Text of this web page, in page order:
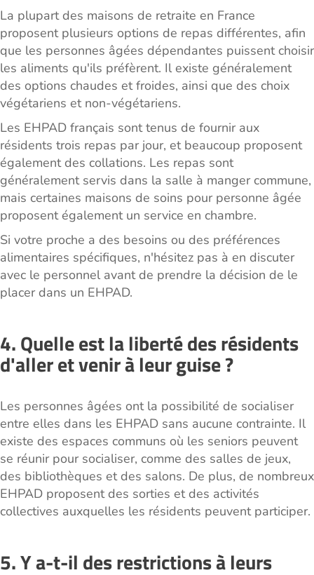
La plupart des maisons de retraite en France
proposent plusieurs options de repas différentes, afin
que les personnes âgées dépendantes puissent choisir
les aliments qu'ils préfèrent. Il existe généralement
des options chaudes et froides, ainsi que des choix
végétariens et non-végétariens.
Les EHPAD français sont tenus de fournir aux
résidents trois repas par jour, et beaucoup proposent
également des collations. Les repas sont
généralement servis dans la salle à manger commune,
mais certaines maisons de soins pour personne âgée
proposent également un service en chambre.
Si votre proche a des besoins ou des préférences
alimentaires spécifiques, n'hésitez pas à en discuter
avec le personnel avant de prendre la décision de le
placer dans un EHPAD.
4. Quelle est la liberté des résidents
d'aller et venir à leur guise ?
Les personnes âgées ont la possibilité de socialiser
entre elles dans les EHPAD sans aucune contrainte. Il
existe des espaces communs où les seniors peuvent
se réunir pour socialiser, comme des salles de jeux,
des bibliothèques et des salons. De plus, de nombreux
EHPAD proposent des sorties et des activités
collectives auxquelles les résidents peuvent participer.
5. Y a-t-il des restrictions à leurs